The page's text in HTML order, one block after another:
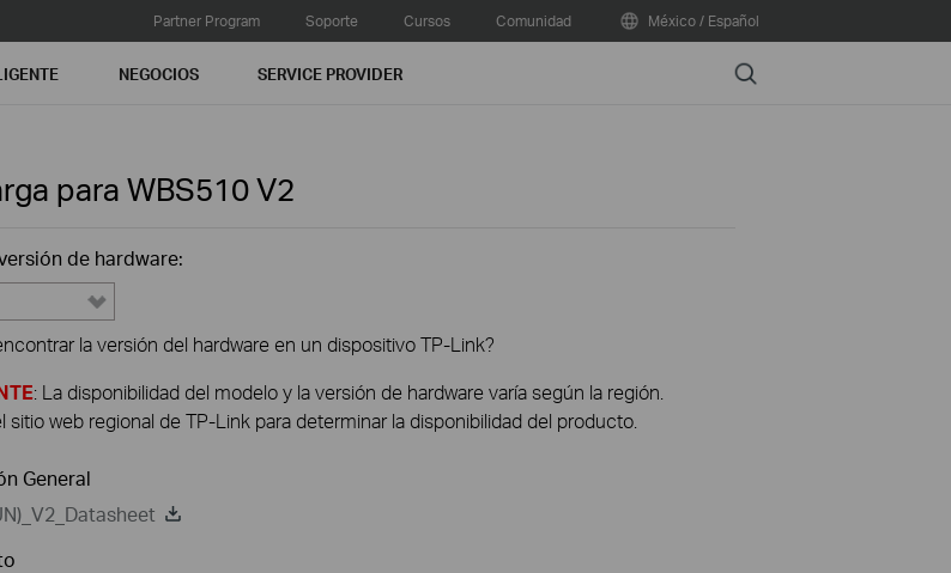
Partner Program Soporte Cursos Comunidad México / Español
NEGOCIOS SERVICE PROVIDER Search
para WBS510V2
de hardware:
la versión del hardware en un dispositivo TP-Link?
: La disponibilidad del modelo y la versión de hardware varía según la región.
sitio web regional de TP-Link para determinar la disponibilidad del producto.
General